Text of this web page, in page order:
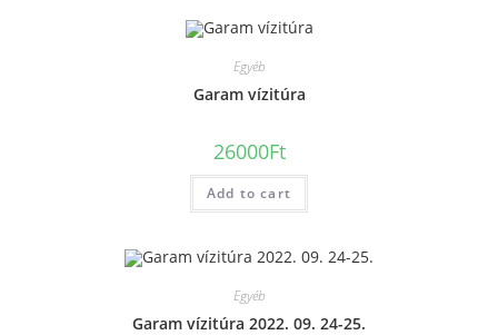
Egyéb
Garam vízitúra
26000Ft
Add to cart
Egyéb
Garam vízitúra 2022. 09. 24-25.